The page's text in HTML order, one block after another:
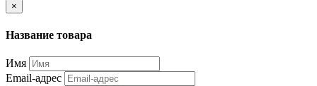
×
Название товара
Имя
Email-адрес